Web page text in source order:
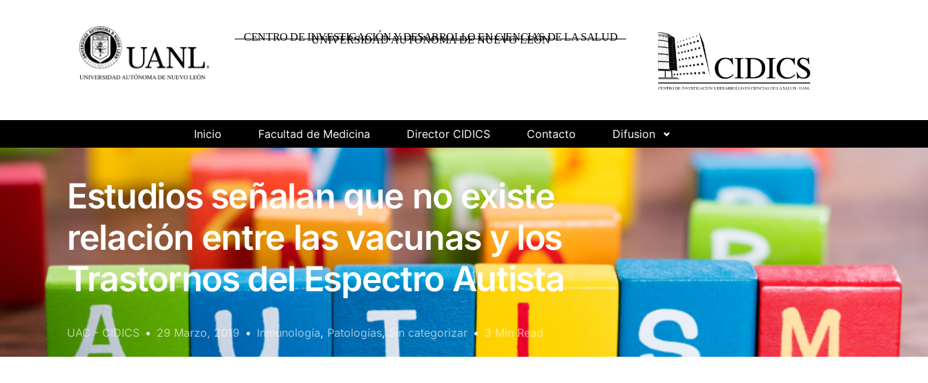
UNIVERSIDAD AUTÓNOMA DE NUEVO LEÓN
CENTRO DE INVESTIGACIÓN Y DESARROLLO EN CIENCIAS DE LA SALUD
Inicio Facultad de Medicina Director CIDICS Contacto Difusion
Estudios señalan que no existe
relación entre las vacunas y los
Trastornos del Espectro Autista
UAC - CIDICS 29 Marzo, 2019 Inmunología, Patologías, Sin categorizar 3 Min Read